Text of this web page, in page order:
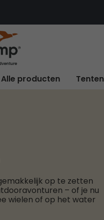
Alle producten Tenten
op te zetten
– of je nu
wielen of op het water